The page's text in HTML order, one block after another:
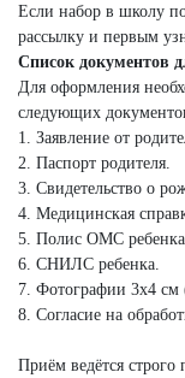
Если набор в школу
рассылку и первым
Список документов
Для оформления
следующих
1. Заявление от
2. Паспорт родителя.
3. Свидетельство о
4. Медицинская
5. Полис ОМС ребенка.
6. СНИЛС ребенка.
7. Фотографии 3х4 см
8. Согласие на
Приём ведётся